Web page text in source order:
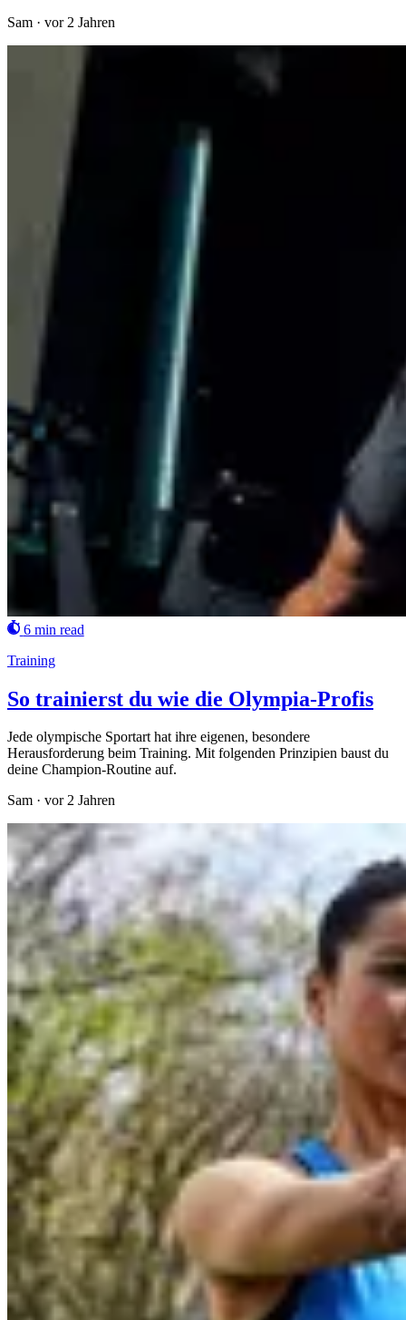
Sam · vor 2 Jahren
6 min read
Training
So trainierst du wie die Olympia-Profis
Jede olympische Sportart hat ihre eigenen, besondere
Herausforderung beim Training. Mit folgenden Prinzipien baust du
deine Champion-Routine auf.
Sam · vor 2 Jahren